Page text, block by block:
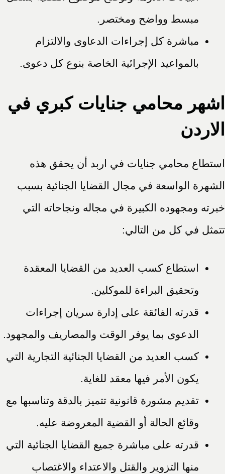
مبسط وواضح ومختصر.
مباشرة كل إجراءات الدعاوى والالتزام
بالمواعيد الإجرائية الخاصة بنوع كل دعوى.
اشهر محامي جنايات كبري في
الاردن
استطاع محامي جنايات في اربد أن يحقق هذه
الشهرة الواسعة في مجال القضايا الجنائية بسبب
خبرته ومجهوده الكبيرة في مجاله ونجاحاته التي
تتمثل في كل من التالي:
استطاع كسب العديد من القضايا المعقدة
وتحقيق البراءة للموكلين.
قدرته الفائقة على إدارة سريان إجراءات
الدعوى بما يوفر الوقت والمصاريف والمجهود.
كسب العديد من القضايا الجنائية التجارية التي
يكون الأمر فيها معقد للغاية.
تقديم مشورة قانونية تتميز بالدقة وتناسبها مع
وقائع الحالة أو القضية المعروضة عليه.
قدرته على مباشرة جميع القضايا الجنائية التي
منها التزوير والقتل والاعتداء والاغتصاب